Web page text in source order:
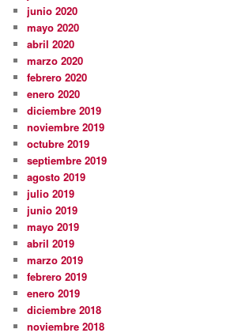
junio 2020
mayo 2020
abril 2020
marzo 2020
febrero 2020
enero 2020
diciembre 2019
noviembre 2019
octubre 2019
septiembre 2019
agosto 2019
julio 2019
junio 2019
mayo 2019
abril 2019
marzo 2019
febrero 2019
enero 2019
diciembre 2018
noviembre 2018